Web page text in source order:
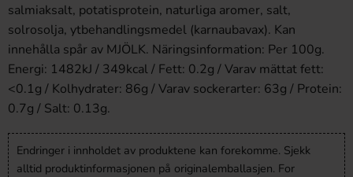
salmiaksalt, potatisprotein, naturliga aromer, salt,
solrosolja, ytbehandlingsmedel (karnaubavax). Kan
innehålla spår av MJÖLK. Näringsinformation: Per 100g.
Energi: 1482kJ / 349kcal / Fett: 0.2g / Varav mättat fett:
<0.1g / Kolhydrater: 86g / Varav sockerarter: 63g / Protein:
0.7g / Salt: 0.13g.
Endringer i innholdet av produktene kan forekomme. Sjekk
alltid produktinformasjonen på originalemballasjen. For